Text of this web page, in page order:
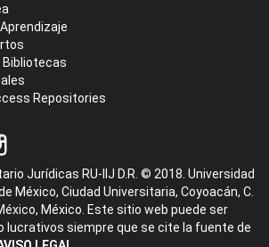
Bibliotecas
Repositories
Jurídicas RU-IIJ D.R. © 2018. Universidad
México, Ciudad Universitaria, Coyoacán, C.
México. Este sitio web puede ser
lucrativos siempre que se cite la fuente de